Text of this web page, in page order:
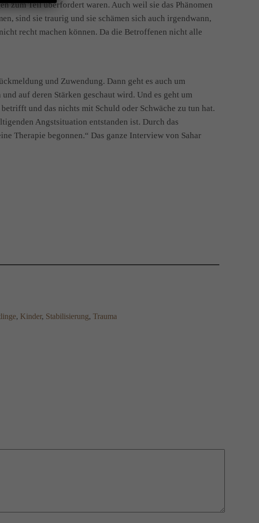
zum Teil überfordert waren. Auch weil sie das Phänomen
sind sie traurig und sie schämen sich auch irgendwann,
recht machen können. Da die Betroffenen nicht alle
und Zuwendung. Dann geht es auch um
auf deren Stärken geschaut wird. Und es geht um
und das nichts mit Schuld oder Schwäche zu tun hat.
Angstsituation entstanden ist. Durch das
Therapie begonnen.“ Das ganze Interview von Sahar
, Kinder, Stabilisierung, Trauma